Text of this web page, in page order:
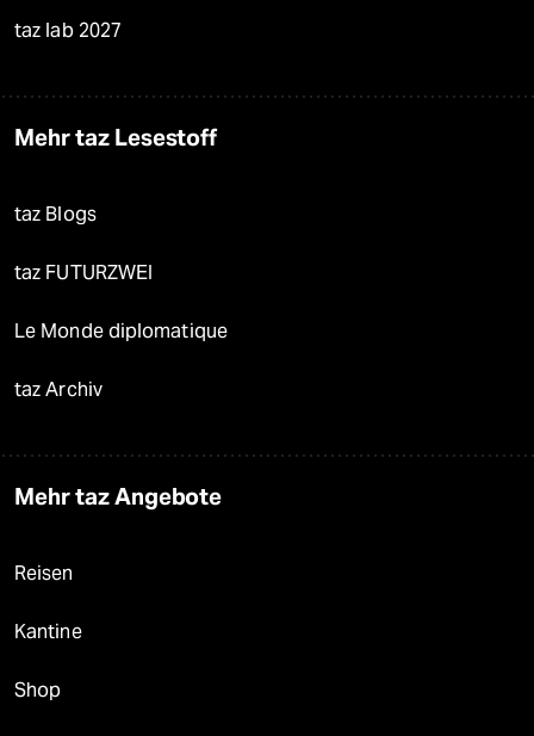
taz lab 2027
Mehr taz Lesestoff
taz Blogs
taz FUTURZWEI
Le Monde diplomatique
taz Archiv
Mehr taz Angebote
Reisen
Kantine
Shop